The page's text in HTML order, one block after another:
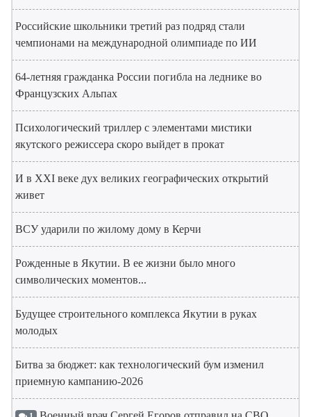
Российские школьники третий раз подряд стали
чемпионами на международной олимпиаде по ИИ
64-летняя гражданка России погибла на леднике во
Французских Альпах
Психологический триллер с элементами мистики
якутского режиссера скоро выйдет в прокат
И в XXI веке дух великих географических открытий
живет
ВСУ ударили по жилому дому в Керчи
Рожденные в Якутии. В ее жизни было много
символических моментов...
Будущее строительного комплекса Якутии в руках
молодых
Битва за бюджет: как технологический бум изменил
приемную кампанию-2026